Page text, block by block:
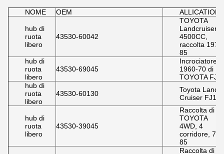
NOME OEM ALLICATION
hub di
ruota
libero
43530-60042
TOYOTA
Landcruiser
4500CC,
raccolta
85
hub di
ruota
libero
43530-69045
Incrociatore
1960-70 di
TOYOTA FJ
hub di
ruota
libero
43530-60130
Toyota Land
Cruiser FJ100
hub di
ruota
libero
43530-39045
Raccolta di
TOYOTA
4WD, 4
corridore, 79-
85
Raccolta di